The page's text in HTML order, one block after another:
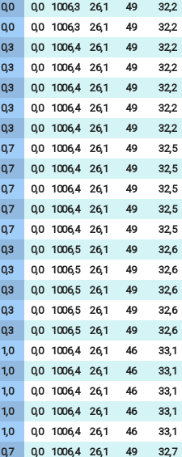
0,0 0,0 1006,3 26,1 49
32,2
0,0 0,0 1006,3 26,1 49
32,2
0,3 0,0 1006,4 26,1 49
32,2
0,3 0,0 1006,4 26,1 49
32,2
0,3 0,0 1006,4 26,1 49
32,2
0,3 0,0 1006,4 26,1 49
32,2
0,3 0,0 1006,4 26,1 49
32,2
0,7 0,0 1006,4 26,1 49
32,5
0,7 0,0 1006,4 26,1 49
32,5
0,7 0,0 1006,4 26,1 49
32,5
0,7 0,0 1006,4 26,1 49
32,5
0,7 0,0 1006,4 26,1 49
32,5
0,3 0,0 1006,5 26,1 49
32,6
0,3 0,0 1006,5 26,1 49
32,6
0,3 0,0 1006,5 26,1 49
32,6
0,3 0,0 1006,5 26,1 49
32,6
0,3 0,0 1006,5 26,1 49
32,6
1,0 0,0 1006,4 26,1 46
33,1
1,0 0,0 1006,4 26,1 46
33,1
1,0 0,0 1006,4 26,1 46
33,1
1,0 0,0 1006,4 26,1 46
33,1
1,0 0,0 1006,4 26,1 46
33,1
0,7 0,0 1006,4 26,1 49
32,7